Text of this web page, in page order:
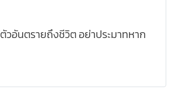
อันตรายถึงชีวิต อย่าประมาทหาก